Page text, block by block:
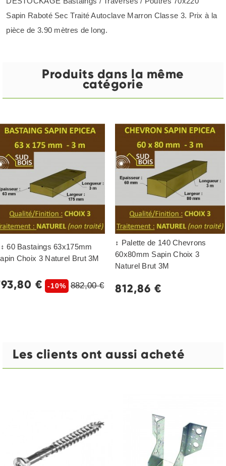
Sapin Raboté Sec Traité Autoclave Marron Classe 3. Prix à la
pièce de 3.90 mètres de long.
Produits dans la même
catégorie
60 Bastaings 63x175mm
Choix 3 Naturel Brut 3M
€ -10% 882,00 €
↕ Palette de 140 Chevrons
60x80mm Sapin Choix 3
Naturel Brut 3M
812,86 €
Les clients ont aussi acheté